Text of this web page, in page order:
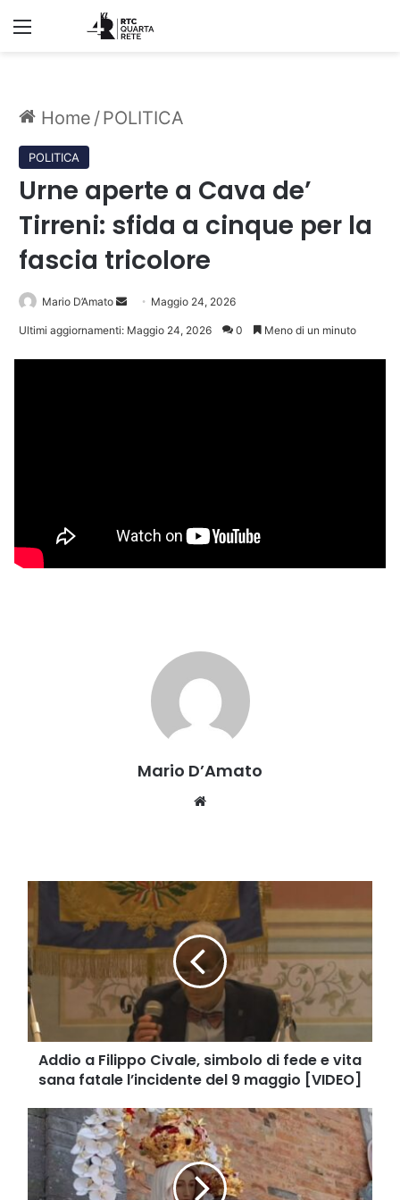
Menu
Home / POLITICA
POLITICA
Urne aperte a Cava de’
Tirreni: sfida a cinque per la
fascia tricolore
Mario D’Amato
Invia Maggio 24, 2026
Ultimi aggiornamenti: Maggio 24, 2026 0 Meno di un minuto
Mario D’Amato
Addio
a
Filippo
Civale,
simbolo
di
fede
e
vita
sana
fatale
del
9
maggio
[VIDEO]
Addio a Filippo Civale, simbolo di fede e vita
sana fatale l’incidente del 9 maggio [VIDEO]
Sul
Monte
Falesio
rinnova